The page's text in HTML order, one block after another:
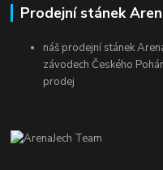
Prodejní stánek
náš prodejní stánek
závodech Českého
prodej